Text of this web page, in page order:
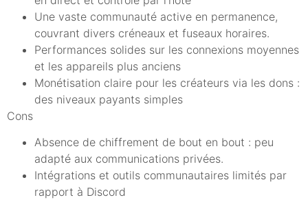
Une vaste communauté active en permanence,
couvrant divers créneaux et fuseaux horaires.
Performances solides sur les connexions moyennes
et les appareils plus anciens
Monétisation claire pour les créateurs via les dons :
des niveaux payants simples
Cons
Absence de chiffrement de bout en bout : peu
adapté aux communications privées.
Intégrations et outils communautaires limités par
rapport à Discord